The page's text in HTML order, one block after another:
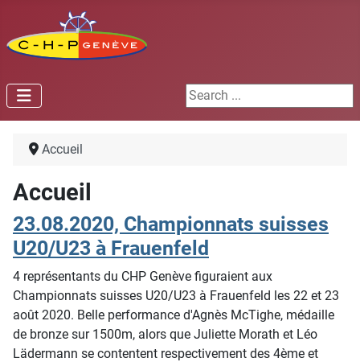
Search ...
Accueil
Accueil
23.08.2020, Championnats suisses
U20/U23 à Frauenfeld
4 représentants du CHP Genève figuraient aux
Championnats suisses U20/U23 à Frauenfeld les 22 et 23
août 2020. Belle performance d'Agnès McTighe, médaille
de bronze sur 1500m, alors que Juliette Morath et Léo
Lädermann se contentent respectivement des 4ème et